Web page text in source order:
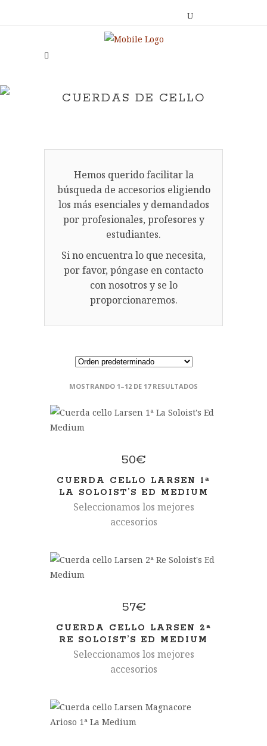
CUERDAS DE CELLO
Hemos querido facilitar la
búsqueda de accesorios eligiendo
los más esenciales y demandados
por profesionales, profesores y
estudiantes.
Si no encuentra lo que necesita,
por favor, póngase en contacto
con nosotros y se lo
proporcionaremos.
MOSTRANDO 1–12 DE 17 RESULTADOS
50€
CUERDA CELLO LARSEN 1ª
LA SOLOIST’S ED MEDIUM
Seleccionamos los mejores
accesorios
57€
CUERDA CELLO LARSEN 2ª
RE SOLOIST’S ED MEDIUM
Seleccionamos los mejores
accesorios